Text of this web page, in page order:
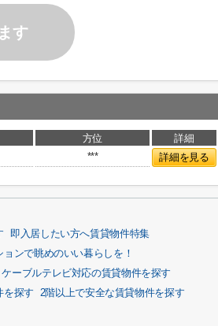
す
方位
詳細
*** 詳細を見る
即入居したい方へ賃貸物件特集
ンで眺めのいい暮らしを！
ケーブルテレビ対応の賃貸物件を探す
を探す
2階以上で安全な賃貸物件を探す